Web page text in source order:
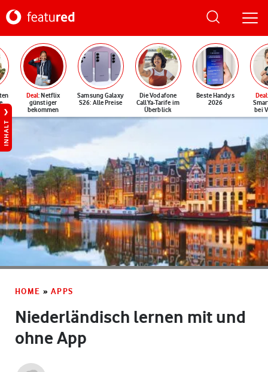
Deal: Netflix
günstiger
bekommen
Samsung Galaxy
S26: Alle Preise
Die Vodafone
CallYa-Tarife im
Überblick
Beste Handys
2026
Deal
bei
INHALT
HOME » APPS
Niederländisch lernen mit und
ohne App